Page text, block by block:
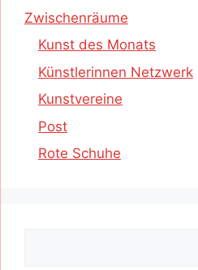
Zwischenräume
Kunst des Monats
Künstlerinnen Netzwerk
Kunstvereine
Post
Rote Schuhe